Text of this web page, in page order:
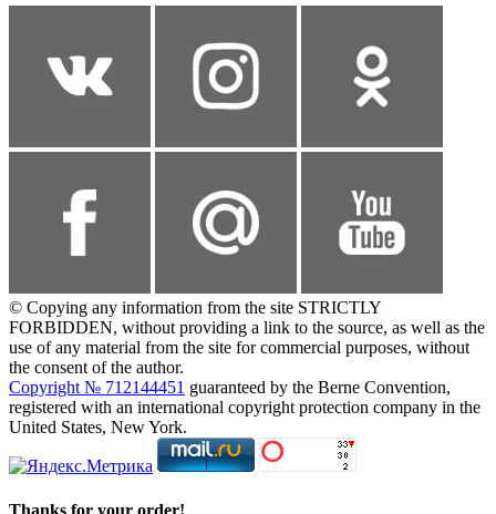
© Copying any information from the site STRICTLY
FORBIDDEN, without providing a link to the source, as well as the
use of any material from the site for commercial purposes, without
the consent of the author.
Copyright № 712144451 guaranteed by the Berne Convention,
registered with an international copyright protection company in the
United States, New York.
Thanks for your order!